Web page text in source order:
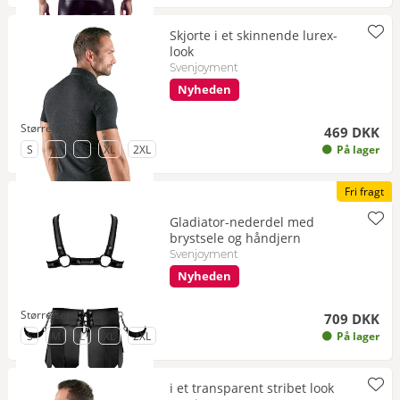
Skjorte i et skinnende lurex-
look
Svenjoyment
Nyheden
469 DKK
På lager
Størrelser
til Størrelse
S til Størrelse
M til Størrelse
L til Størrelse
XL til Størrelse
2XL
Fri fragt
Gladiator-nederdel med
brystsele og håndjern
Svenjoyment
Nyheden
709 DKK
På lager
Størrelser
til Størrelse
S til Størrelse
M til Størrelse
L- på lager igen om kort tid
til Størrelse
XL til Størrelse
2XL
i et transparent stribet look